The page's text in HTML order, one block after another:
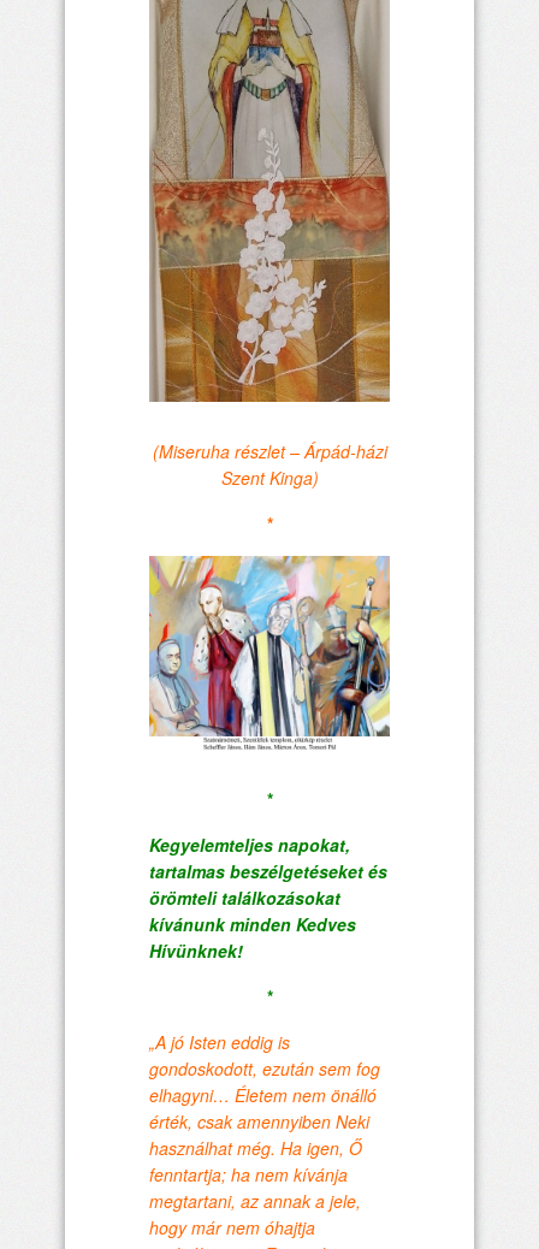
(Miseruha részlet – Árpád-házi
Szent Kinga)
*
*
Kegyelemteljes napokat,
tartalmas beszélgetéseket és
örömteli találkozásokat
kívánunk minden Kedves
Hívünknek!
*
„A jó Isten eddig is
gondoskodott, ezután sem fog
elhagyni… Életem nem önálló
érték, csak amennyiben Neki
használhat még. Ha igen, Ő
fenntartja; ha nem kívánja
megtartani, az annak a jele,
hogy már nem óhajtja